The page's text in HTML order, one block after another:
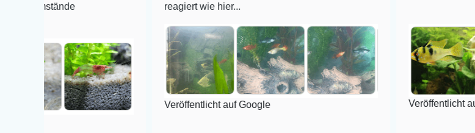
reagiert wie hier...
Veröffentlicht auf Google Veröffentlicht auf Google